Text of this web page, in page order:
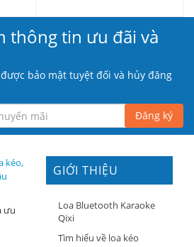
thông tin ưu đãi và
bảo mật tuyệt đối và hủy đăng
Đăng ký
ưu
GIỚI THIỆU
Loa Bluetooth Karaoke
Qixi
Tìm hiểu về loa kéo